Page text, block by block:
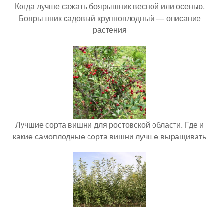
Когда лучше сажать боярышник весной или осенью.
Боярышник садовый крупноплодный — описание
растения
Лучшие сорта вишни для ростовской области. Где и
какие самоплодные сорта вишни лучше выращивать